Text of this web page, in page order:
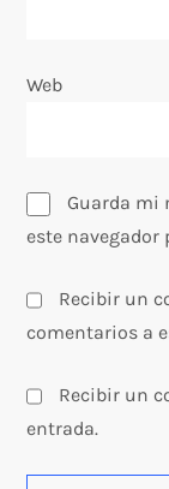
d
s
Web
Guarda mi
este navegador
Recibir un
comentarios a
Recibir un
entrada.